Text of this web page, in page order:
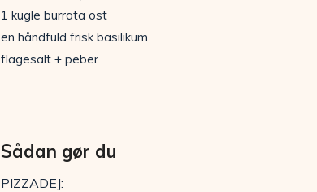
1 kugle burrata ost
en håndfuld frisk basilikum
flagesalt + peber
Sådan gør du
PIZZADEJ: